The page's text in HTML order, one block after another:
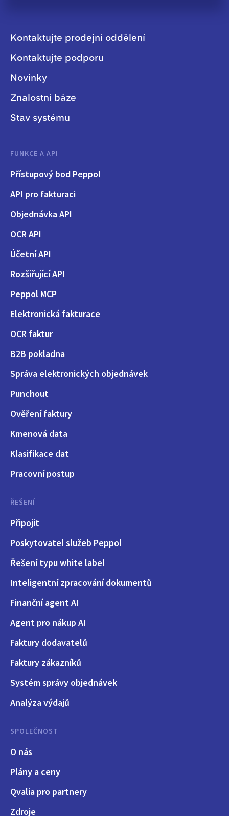
Kontaktujte prodejní oddělení
Kontaktujte podporu
Novinky
Znalostní báze
Stav systému
FUNKCE A API
Přístupový bod Peppol
API pro fakturaci
Objednávka API
OCR API
Účetní API
Rozšiřující API
Peppol MCP
Elektronická fakturace
OCR faktur
B2B pokladna
Správa elektronických objednávek
Punchout
Ověření faktury
Kmenová data
Klasifikace dat
Pracovní postup
ŘEŠENÍ
Připojit
Poskytovatel služeb Peppol
Řešení typu white label
Inteligentní zpracování dokumentů
Finanční agent AI
Agent pro nákup AI
Faktury dodavatelů
Faktury zákazníků
Systém správy objednávek
Analýza výdajů
SPOLEČNOST
O nás
Plány a ceny
Qvalia pro partnery
Zdroje